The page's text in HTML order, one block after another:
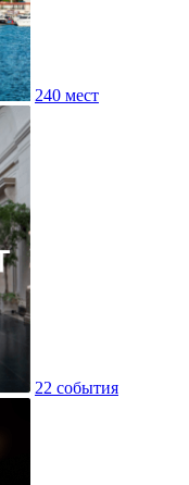
240 мест
22 события